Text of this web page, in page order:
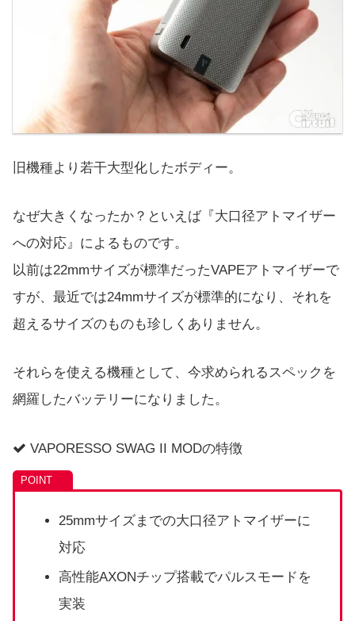
旧機種より若干大型化したボディー。
なぜ大きくなったか？といえば『大口径アトマイザー
への対応』によるものです。
以前は22mmサイズが標準だったVAPEアトマイザーで
すが、最近では24mmサイズが標準的になり、それを
超えるサイズのものも珍しくありません。
それらを使える機種として、今求められるスペックを
網羅したバッテリーになりました。
VAPORESSO SWAG II MODの特徴
25mmサイズまでの大口径アトマイザーに
対応
高性能AXONチップ搭載でパルスモードを
実装